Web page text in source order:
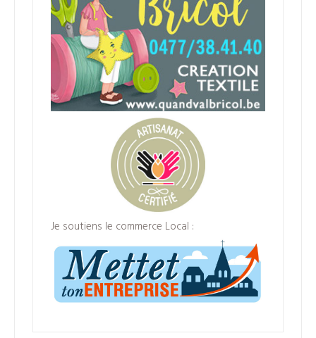
Je soutiens le commerce Local :